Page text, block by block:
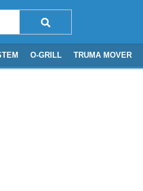
O-GRILL TRUMA MOVER